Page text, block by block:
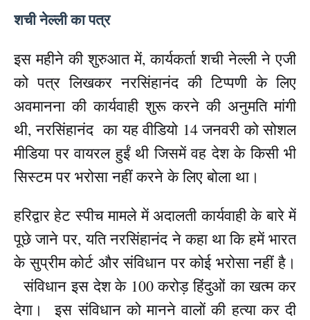
शची नेल्ली का पत्र
इस महीने की शुरुआत में, कार्यकर्ता शची नेल्ली ने एजी
को पत्र लिखकर नरसिंहानंद की टिप्पणी के लिए
अवमानना ​​की कार्यवाही शुरू करने की अनुमति मांगी
थी, नरसिंहानंद का यह वीडियो 14 जनवरी को सोशल
मीडिया पर वायरल हुईं थी जिसमें वह देश के किसी भी
सिस्टम पर भरोसा नहीं करने के लिए बोला था।
हरिद्वार हेट स्पीच मामले में अदालती कार्यवाही के बारे में
पूछे जाने पर, यति नरसिंहानंद ने कहा था कि हमें भारत
के सुप्रीम कोर्ट और संविधान पर कोई भरोसा नहीं है।
संविधान इस देश के 100 करोड़ हिंदुओं का खत्म कर
देगा। इस संविधान को मानने वालों की हत्या कर दी